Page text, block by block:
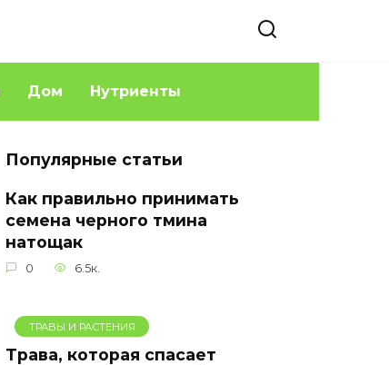
Дом Нутриенты
Популярные статьи
Как правильно принимать
семена черного тмина
натощак
0 6.5к.
ТРАВЫ И РАСТЕНИЯ
Трава, которая спасает